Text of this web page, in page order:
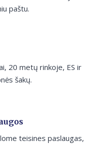
paštu.
20 metų rinkoje, ES ir
šakų.
teisines paslaugas,